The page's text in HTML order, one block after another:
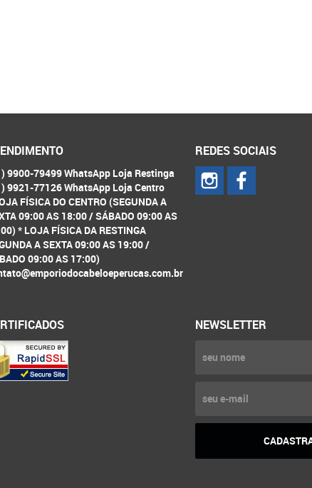
9900-79499 WhatsApp Loja Restinga
9921-77126 WhatsApp Loja Centro
FÍSICA DO CENTRO (SEGUNDA A
09:00 AS 18:00 / SÁBADO 09:00 AS
* LOJA FÍSICA DA RESTINGA
A SEXTA 09:00 AS 19:00 /
09:00 AS 17:00)
REDES SOCIAIS
NEWSLETTER